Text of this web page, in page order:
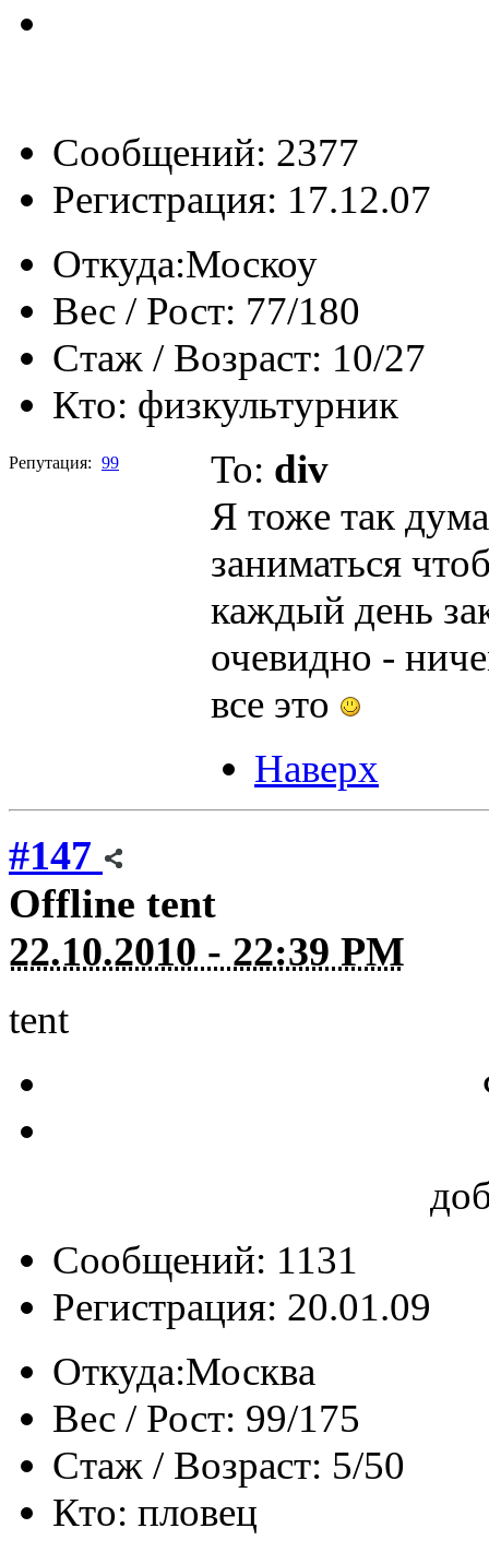
Сообщений: 2377
Регистрация: 17.12.07
Откуда:Москоу
Вес / Рост: 77/180
Стаж / Возраст: 10/27
Кто: физкультурник
Репутация: 99 To: div
Я тоже так
заниматься
каждый день
очевидно -
все это
Наверх
#147
Offline tent
22.10.2010 - 22:39 PM
tent
Сообщений: 1131
Регистрация: 20.01.09
Откуда:Москва
Вес / Рост: 99/175
Стаж / Возраст: 5/50
Кто: пловец